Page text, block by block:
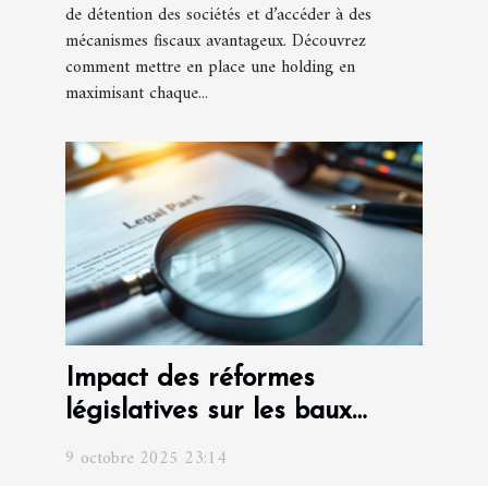
de détention des sociétés et d’accéder à des
mécanismes fiscaux avantageux. Découvrez
comment mettre en place une holding en
maximisant chaque...
Impact des réformes
législatives sur les baux
commerciaux
9 octobre 2025 23:14